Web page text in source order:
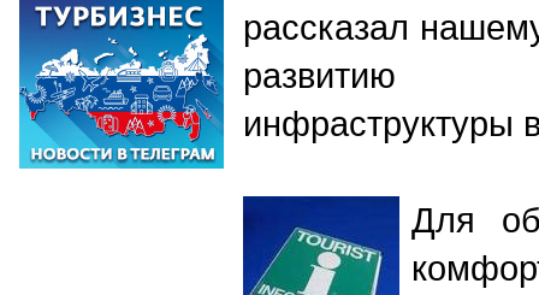
рассказал
развитию
инфраструктуры
Для